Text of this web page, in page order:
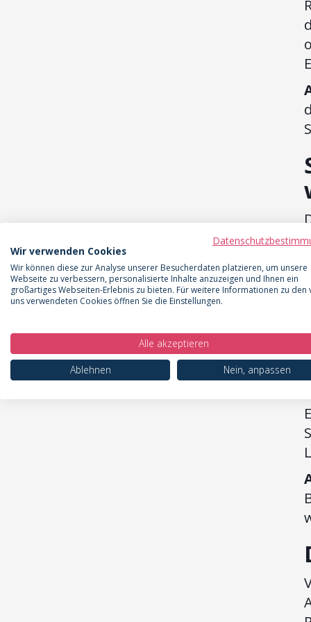
Wir verwenden Cookies
Wir können diese zur Analyse unserer Besucherdaten platzieren, um unsere
Webseite zu verbessern, personalisierte Inhalte anzuzeigen und Ihnen ein
großartiges Webseiten-Erlebnis zu bieten. Für weitere Informationen zu den
uns verwendeten Cookies öffnen Sie die Einstellungen.
Alle akzeptieren
Ablehnen
Nein, anpassen